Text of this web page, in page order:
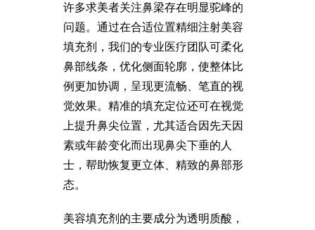
许多求美者关注鼻梁存在明显驼峰的
问题。通过在合适位置精细注射美容
填充剂，我们的专业医疗团队可柔化
鼻部线条，优化侧面轮廓，使整体比
例更加协调，呈现更流畅、笔直的视
觉效果。精准的填充定位还可在视觉
上提升鼻尖位置，尤其适合因先天因
素或年龄变化而出现鼻尖下垂的人
士，帮助恢复更立体、精致的鼻部形
态。
美容填充剂的主要成分为透明质酸，